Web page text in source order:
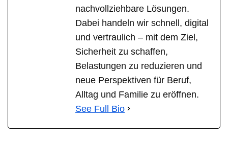
nachvollziehbare Lösungen.
Dabei handeln wir schnell, digital
und vertraulich – mit dem Ziel,
Sicherheit zu schaffen,
Belastungen zu reduzieren und
neue Perspektiven für Beruf,
Alltag und Familie zu eröffnen.
See Full Bio